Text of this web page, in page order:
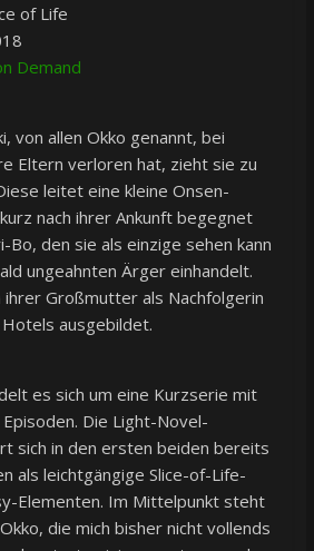
of Life
Demand
von allen Okko genannt, bei
Eltern verloren hat, zieht sie zu
leitet eine kleine Onsen-
nach ihrer Ankunft begegnet
Bo, den sie als einzige sehen kann
ungeahnten Ärger einhandelt.
Großmutter als Nachfolgerin
ausgebildet.
es sich um eine Kurzserie mit
Die Light-Novel-
sich in den ersten beiden bereits
als leichtgängige Slice-of-Life-
Elementen. Im Mittelpunkt steht
die mich bisher nicht vollends